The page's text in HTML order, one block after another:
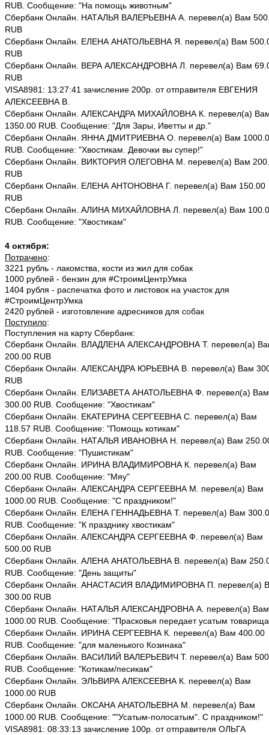
RUB. Сообщение: "На помощь животным"
Сбербанк Онлайн. НАТАЛЬЯ ВАЛЕРЬЕВНА А. перевел(а) Вам
RUB
Сбербанк Онлайн. ЕЛЕНА АНАТОЛЬЕВНА Я. перевел(а) Вам
RUB
Сбербанк Онлайн. ВЕРА АЛЕКСАНДРОВНА Л. перевел(а) Вам
RUB
VISA8981: 13:27:41 зачисление 200р. от отправителя ЕВГЕНИЯ
АЛЕКСЕЕВНА В.
Сбербанк Онлайн. АЛЕКСАНДРА МИХАЙЛОВНА К. перевел(а)
1350.00 RUB. Сообщение: "Для Зары, Иветты и др."
Сбербанк Онлайн. ЯННА ДМИТРИЕВНА О. перевел(а) Вам
RUB. Сообщение: "Хвостикам. Девочки вы супер!"
Сбербанк Онлайн. ВИКТОРИЯ ОЛЕГОВНА М. перевел(а) Вам
RUB
Сбербанк Онлайн. ЕЛЕНА АНТОНОВНА Г. перевел(а) Вам 150.00
RUB
Сбербанк Онлайн. АЛИНА МИХАЙЛОВНА Л. перевел(а) Вам
RUB. Сообщение: "Хвостикам"
4 октября:
Потрачено:
3221 рубль - лакомства, кости из жил для собак
1000 рублей - бензин для #СтроимЦентрУмка
1404 рубля - распечатка фото и листовок на участок для
#СтроимЦентрУмка
2420 рублей - изготовление адресников для собак
Поступило:
Поступления на карту Сбербанк:
Сбербанк Онлайн. ВЛАДЛЕНА АЛЕКСАНДРОВНА Т. перевел(а)
200.00 RUB
Сбербанк Онлайн. АЛЕКСАНДРА ЮРЬЕВНА В. перевел(а) Вам
RUB
Сбербанк Онлайн. ЕЛИЗАВЕТА АНАТОЛЬЕВНА Ф. перевел(а) Вам
300.00 RUB. Сообщение: "Хвостикам"
Сбербанк Онлайн. ЕКАТЕРИНА СЕРГЕЕВНА С. перевел(а) Вам
118.57 RUB. Сообщение: "Помощь котикам"
Сбербанк Онлайн. НАТАЛЬЯ ИВАНОВНА Н. перевел(а) Вам
RUB. Сообщение: "Пушистикам"
Сбербанк Онлайн. ИРИНА ВЛАДИМИРОВНА К. перевел(а) Вам
200.00 RUB. Сообщение: "Мяу"
Сбербанк Онлайн. АЛЕКСАНДРА СЕРГЕЕВНА М. перевел(а) Вам
1000.00 RUB. Сообщение: "С праздником!"
Сбербанк Онлайн. ЕЛЕНА ГЕННАДЬЕВНА Т. перевел(а) Вам
RUB. Сообщение: "К празднику хвостикам"
Сбербанк Онлайн. АЛЕКСАНДРА СЕРГЕЕВНА Ф. перевел(а) Вам
500.00 RUB
Сбербанк Онлайн. АЛЕНА АНАТОЛЬЕВНА В. перевел(а) Вам
RUB. Сообщение: "День защиты"
Сбербанк Онлайн. АНАСТАСИЯ ВЛАДИМИРОВНА П. перевел(а)
300.00 RUB
Сбербанк Онлайн. НАТАЛЬЯ АЛЕКСАНДРОВНА А. перевел(а) Вам
1000.00 RUB. Сообщение: "Прасковья передает усатым
Сбербанк Онлайн. ИРИНА СЕРГЕЕВНА К. перевел(а) Вам 400.00
RUB. Сообщение: "для маленького Козинака"
Сбербанк Онлайн. ВАСИЛИЙ ВАЛЕРЬЕВИЧ Т. перевел(а) Вам
RUB. Сообщение: "Котикам/песикам"
Сбербанк Онлайн. ЭЛЬВИРА АЛЕКСЕЕВНА К. перевел(а) Вам
1000.00 RUB
Сбербанк Онлайн. ОКСАНА АНАТОЛЬЕВНА М. перевел(а) Вам
1000.00 RUB. Сообщение: ""Усатым-полосатым". С праздником!"
VISA8981: 08:33:13 зачисление 100р. от отправителя ОЛЬГА